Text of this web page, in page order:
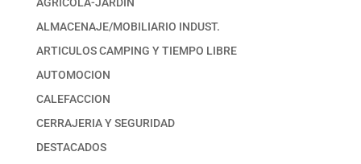
AGRICOLA-JARDIN
ALMACENAJE/MOBILIARIO INDUST.
ARTICULOS CAMPING Y TIEMPO LIBRE
AUTOMOCION
CALEFACCION
CERRAJERIA Y SEGURIDAD
DESTACADOS